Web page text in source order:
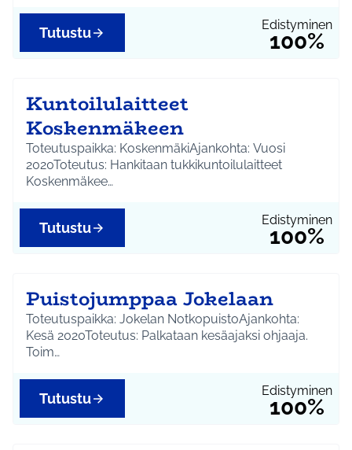
Edistyminen
100%
Tutustu
Kuntoilulaitteet
Koskenmäkeen
Toteutuspaikka: KoskenmäkiAjankohta: Vuosi
2020Toteutus: Hankitaan tukkikuntoilulaitteet
Koskenmäkee…
Edistyminen
100%
Tutustu
Puistojumppaa Jokelaan
Toteutuspaikka: Jokelan NotkopuistoAjankohta:
Kesä 2020Toteutus: Palkataan kesäajaksi ohjaaja.
Toim…
Edistyminen
100%
Tutustu